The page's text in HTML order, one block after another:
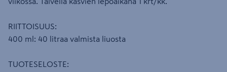
RIITTOISUUS:
400 ml: 40 litraa valmista liuosta
TUOTESELOSTE: